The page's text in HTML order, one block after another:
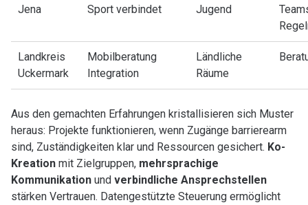
Jena Sport verbindet Jugend
Landkreis
Uckermark
Mobilberatung
Integration
Ländliche
Räume
Aus den gemachten Erfahrungen kristallisieren sich Muster
heraus: Projekte funktionieren, wenn Zugänge barrierearm
sind, Zuständigkeiten klar und Ressourcen gesichert. Ko-
Kreationmit Zielgruppen, mehrsprachige
Kommunikationund verbindliche Ansprechstellen
stärken Vertrauen. Datengestützte Steuerung ermöglicht